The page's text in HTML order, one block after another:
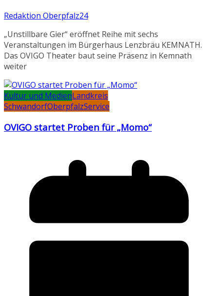
Redaktion Oberpfalz24
„Unstillbare Gier“ eröffnet Reihe mit sechs
Veranstaltungen im Bürgerhaus Lenzbräu KEMNATH.
Das OVIGO Theater baut seine Präsenz in Kemnath
weiter
Kultur und MedienLandkreis
SchwandorfOberpfalzService
OVIGO startet Proben für „Momo“